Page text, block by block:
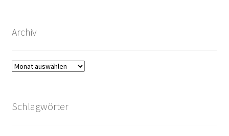
Archiv
Archiv
Schlagwörter